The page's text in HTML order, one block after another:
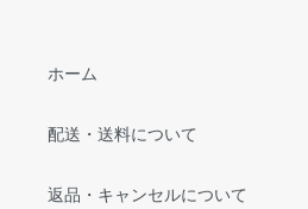
ホーム
配送・送料について
返品・キャンセルについて